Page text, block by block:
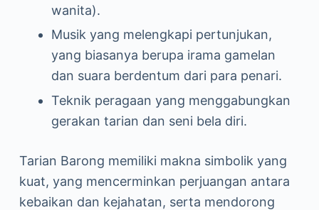
wanita).
Musik yang melengkapi pertunjukan,
yang biasanya berupa irama gamelan
dan suara berdentum dari para penari.
Teknik peragaan yang menggabungkan
gerakan tarian dan seni bela diri.
Tarian Barong memiliki makna simbolik yang
kuat, yang mencerminkan perjuangan antara
kebaikan dan kejahatan, serta mendorong